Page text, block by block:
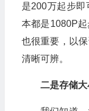
是200万起步
本都是1080P
也很重要，以
清晰可辨。
二是存储大